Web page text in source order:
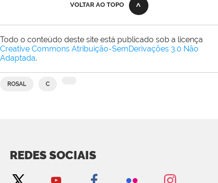
VOLTAR AO TOPO
Todo o conteúdo deste site está publicado sob a licença
Creative Commons Atribuição-SemDerivações 3.0 Não
Adaptada.
ROSAL C
REDES SOCIAIS